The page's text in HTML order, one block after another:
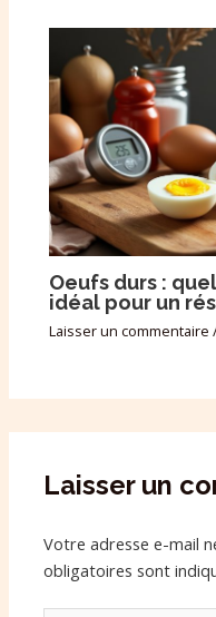
Oeufs durs :
idéal pour un
Laisser un commentaire
Laisser un
Votre adresse e-mail
obligatoires sont